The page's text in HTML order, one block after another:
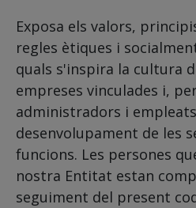
Exposa els valors,
regles ètiques i
quals s'inspira la cultura
empreses vinculades i,
administradors i
desenvolupament de les
funcions. Les persones
nostra Entitat estan
seguiment del present